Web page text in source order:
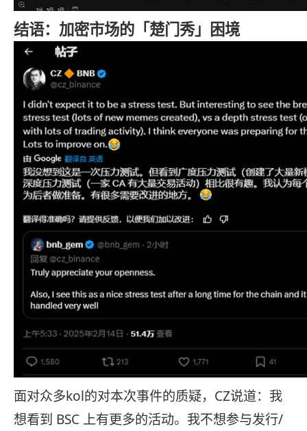
结语：加密市场的「楚门秀」困境
面对众多kol的对本次事件的质疑，CZ说道：我
想看到 BSC 上有更多的活动。我不想参与发行/